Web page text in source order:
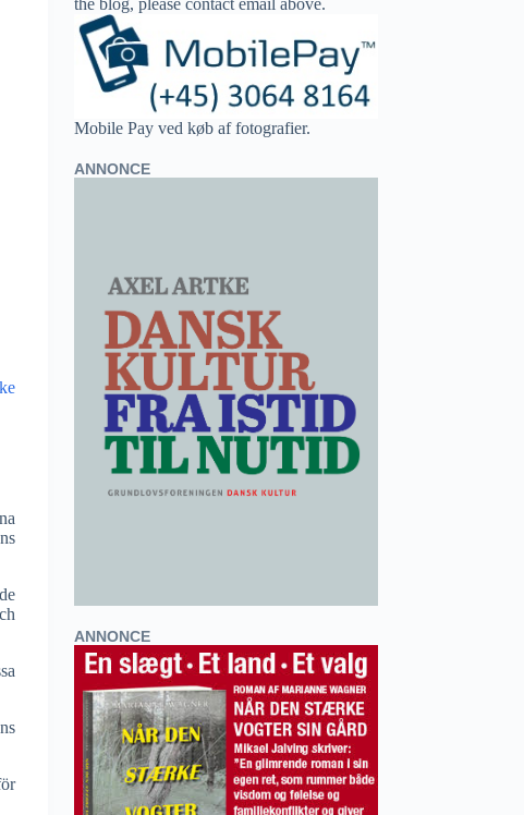
the blog, please contact email above.
Mobile Pay ved køb af fotografier.
ANNONCE
ANNONCE